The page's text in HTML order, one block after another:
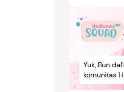
Yuk, Bun
komunitas